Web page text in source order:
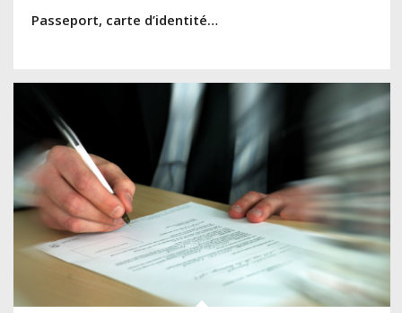
Passeport, carte d’identité…